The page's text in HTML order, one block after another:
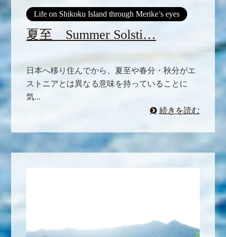
Life on Shikoku Island through Merike’s eyes
夏至 Summer Solsti…
日本へ移り住んでから、夏至や春分・秋分がエ
ストニアとは異なる意味を持っていることに
気...
続きを読む